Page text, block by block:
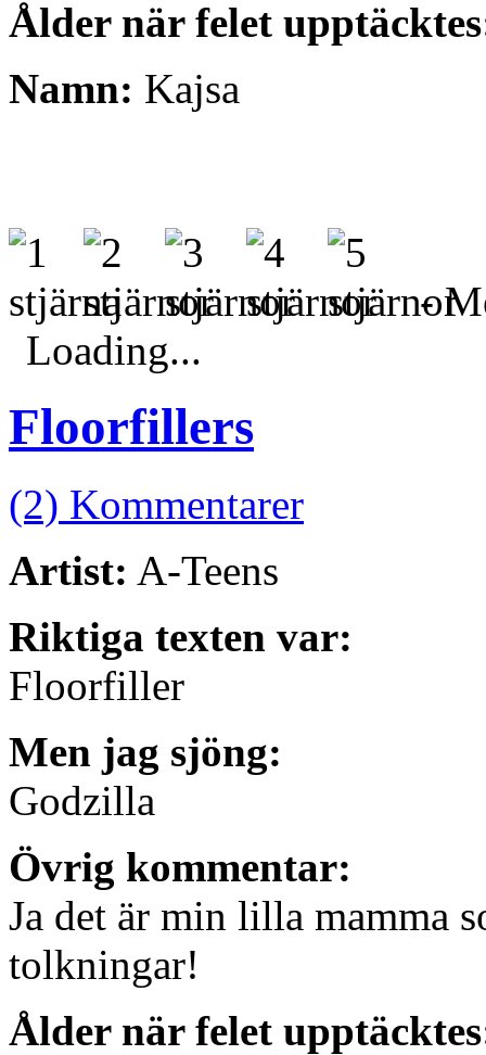
Ålder när felet
Namn: Kajsa
-
Loading...
Floorfillers
(2) Kommentarer
Artist: A-Teens
Riktiga texten var:
Floorfiller
Men jag sjöng:
Godzilla
Övrig kommentar:
Ja det är min lilla mamma
tolkningar!
Ålder när felet